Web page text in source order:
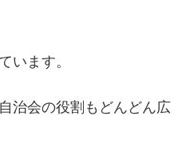
います。
治会の役割もどんどん広